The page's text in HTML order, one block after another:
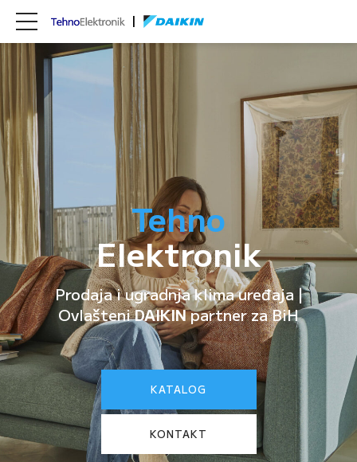
Tehno
Elektronik
Prodaja i ugradnja klima uređaja |
OvlašteniDAIKINpartner za BiH
KATALOG
KONTAKT